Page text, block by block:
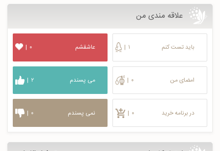
علاقه مندی من
باید تست کنم | ۱
امضای من | ۰
در برنامه خرید | ۰
عاشقشم | ۰
می پسندم | ۲
نمی پسندم | ۰